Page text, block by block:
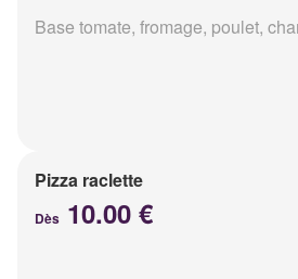
Base tomate, fromage, poulet,
Pizza raclette
Dès 10.00 €